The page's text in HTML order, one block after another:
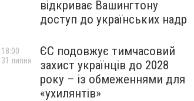
відкриває Вашингтону
доступ до українських надр
ЄС подовжує тимчасовий
захист українців до 2028
року – із обмеженнями для
«ухилянтів»
18:00
31 липня